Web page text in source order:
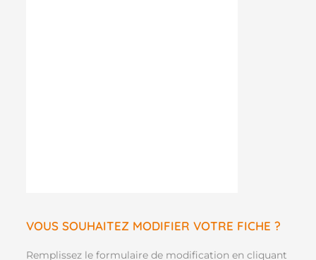
VOUS SOUHAITEZ MODIFIER VOTRE FICHE ?
Remplissez le formulaire de modification en cliquant